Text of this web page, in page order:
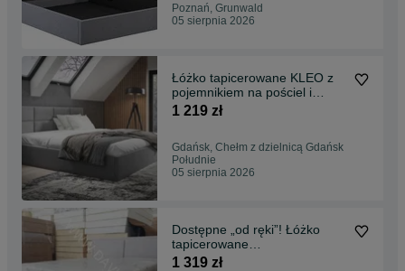
wezgłowia
Poznań, Grunwald
05 sierpnia 2026
Łóżko tapicerowane KLEO z
pojemnikiem na pościel i
metalowym, podnoszonym
Łóżko sypialniane,
małżeńskie. Szare…
1 219 zł
Gdańsk, Chełm z dzielnicą Gdańsk
Południe
05 sierpnia 2026
Dostępne „od ręki”! Łóżko
tapicerowane
120/140/160/180x200 z
1 319 zł